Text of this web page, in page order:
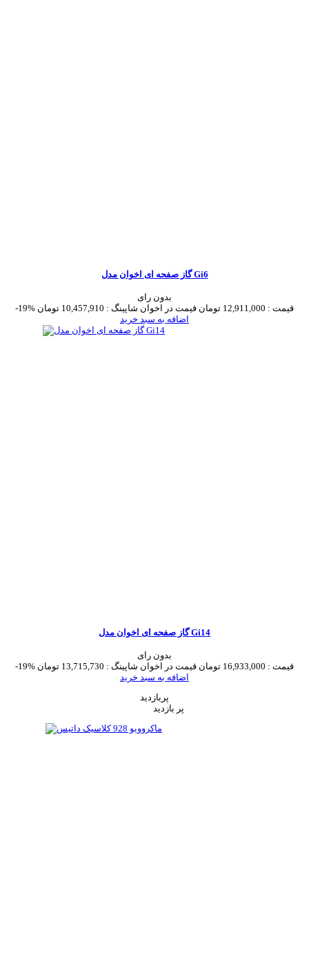
گاز صفحه ای اخوان مدل Gi6
بدون رای
-19%
قیمت : 12,911,000 تومان قیمت در اخوان شاپینگ : 10,457,910 تومان
اضافه به سبد خرید
گاز صفحه ای اخوان مدل Gi14
بدون رای
-19%
قیمت : 16,933,000 تومان قیمت در اخوان شاپینگ : 13,715,730 تومان
اضافه به سبد خرید
پربازدید
پر بازدید